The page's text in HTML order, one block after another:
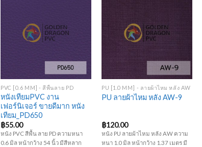
PVC [0.6 MM] - สีพื้นลาย PD
หนังเทียมPVC งาน
เฟอร์นิเจอร์ ขายดีมาก หนัง
เทียม_PD650
฿55.00
หนัง PVC สีพื้น ลาย PD ความหนา
0.6 มิล หน้ากว้าง 54 นิ้ว มีสีหลาก
PU [1.0 MM] - ลายผ้าไหม หลัง AW
PU ลายผ้าไหม หลัง AW-9
฿120.00
หนัง PU ลายผ้าไหม หลัง AW ความ
หนา 1.0 มิล หน้ากว้าง 1.37 เมตร มี